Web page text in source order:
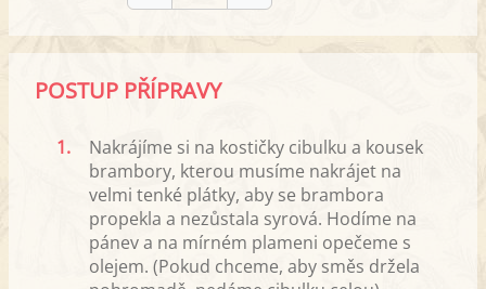
POSTUP PŘÍPRAVY
1.
Nakrájíme si na kostičky cibulku a kousek
brambory, kterou musíme nakrájet na
velmi tenké plátky, aby se brambora
propekla a nezůstala syrová. Hodíme na
pánev a na mírném plameni opečeme s
olejem. (Pokud chceme, aby směs držela